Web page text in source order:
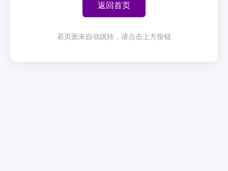
返回首页
若页面未自动跳转，请点击上方按钮